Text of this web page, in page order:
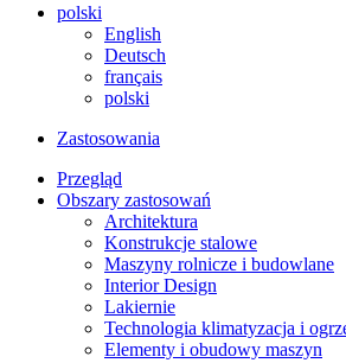
polski
English
Deutsch
français
polski
Zastosowania
Przegląd
Obszary zastosowań
Architektura
Konstrukcje stalowe
Maszyny rolnicze i budowlane
Interior Design
Lakiernie
Technologia klimatyzacja i
Elementy i obudowy maszyn